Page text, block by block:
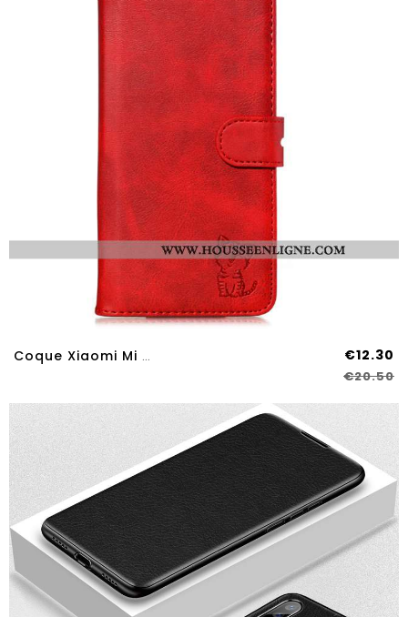
Coque Xiaomi Mi A3 Cuir Fluide Doux Tout Compris Étui Carte Incassable Rouge €12.30
€20.50